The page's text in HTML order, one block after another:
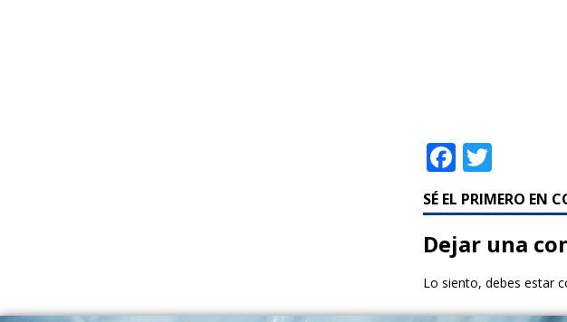
F
a
c
e
b
o
w
it
te
r
SÉ EL PRIMERO EN
Dejar una
Lo siento, debes estar